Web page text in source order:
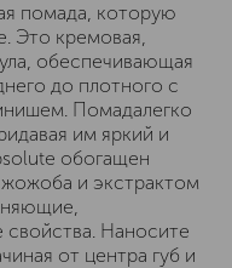
помада, которую
Это кремовая,
обеспечивающая
до плотного с
Помадалегко
им яркий и
обогащен
и экстрактом
свойства. Наносите
от центра губ и